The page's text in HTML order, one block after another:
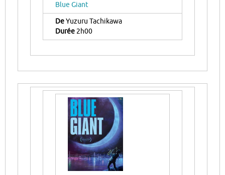
Blue Giant
DeYuzuru Tachikawa
Durée 2h00